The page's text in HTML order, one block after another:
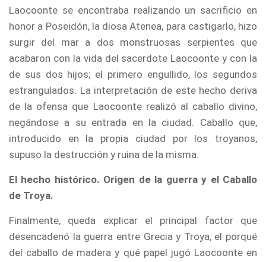
Laocoonte se encontraba realizando un sacrificio en
honor a Poseidón, la diosa Atenea, para castigarlo, hizo
surgir del mar a dos monstruosas serpientes que
acabaron con la vida del sacerdote Laocoonte y con la
de sus dos hijos; el primero engullido, los segundos
estrangulados. La interpretación de este hecho deriva
de la ofensa que Laocoonte realizó al caballo divino,
negándose a su entrada en la ciudad. Caballo que,
introducido en la propia ciudad por los troyanos,
supuso la destrucción y ruina de la misma.
El hecho histórico. Origen de la guerra y el Caballo
de Troya.
Finalmente, queda explicar el principal factor que
desencadenó la guerra entre Grecia y Troya, el porqué
del caballo de madera y qué papel jugó Laocoonte en